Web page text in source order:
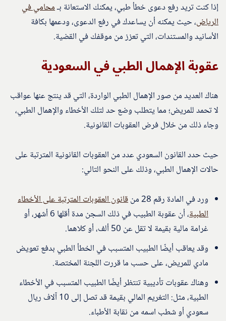
إذا كنت تريد رفع دعوى خطأ طبي، يمكنك الاستعانة بـمحامي في
الرياض، حيث يمكنه أن يساعدك في رفع الدعوى، ودعمها بكافة
الأسانيد والمستندات، التي تعزز من موقفك في القضية.
عقوبة الإهمال الطبي في السعودية
هناك العديد من صور الإهمال الطبي الواردة، التي قد ينتج عنها عواقب
لا تحمد للمريض؛ مما يتطلب وضع حد لتلك الأخطاء والإهمال الطبي،
وجاء ذلك من خلال فرض العقوبات القانونية.
حيث حدد القانون السعودي عدد من العقوبات القانونية المترتبة على
حالات الإهمال الطبي، وذلك على النحو التالي:
ورد في المادة رقم 28 من
قانون العقوبات المترتبة على الأخطاء
الطبية
، أن عقوبة الطبيب في ذلك السجن مدة أقلها 6 أشهر، أو
غرامة مالية بقيمة لا تقل عن 50 ألف، أو كلاهما.
وقد يعاقب أيضًا الطبيب المتسبب في الخطأ الطبي بدفع تعويض
مادي للمريض، على حسب ما قررت اللجنة المختصة.
وهناك عقوبات تأديبية تنتظر أيضًا الطبيب المتسبب في الأخطاء
الطبية، مثل: التغريم المالي بقيمة قد تصل إلى 10 آلاف ريال
سعودي أو شطب اسمه من نقابة الأطباء.